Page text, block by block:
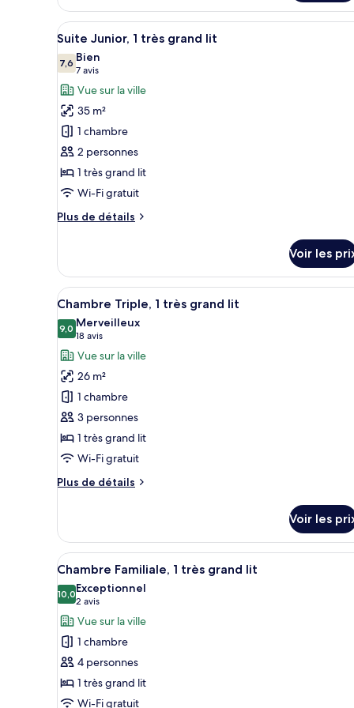
le
type
de
chambre
Chambre,
très
grand
lit
Afficher
toutes
les
photos
pour
ce
type
de
chambre :
Suite
Junior,
grand
lit
Une chambre d’hôtel
6
Suite Junior, 1 très grand lit
7,67,6 sur 10
Bien
7 avis
(7 avis)
Vue sur la ville
35 m²
1 chambre
2 personnes
1 très grand lit
Wi-Fi gratuit
Plus de détails
Plus
le
type
de
chambre
Suite
Junior,
très
grand
lit
Voir les
Afficher
toutes
les
photos
pour
ce
type
de
chambre :
Chambre
Triple,
grand
lit
Une chambre d’hôtel avec
6
Chambre Triple, 1 très grand lit
9,09,0 sur 10
Merveilleux
18 avis
(18 avis)
Vue sur la ville
26 m²
1 chambre
3 personnes
1 très grand lit
Wi-Fi gratuit
Plus de détails
Plus
le
type
de
chambre
Chambre
Triple,
très
grand
lit
Voir les
Afficher
toutes
les
photos
pour
ce
type
de
Une chambre d’hôtel avec
7
Chambre Familiale, 1 très grand lit
10,010,0 sur 10
Exceptionnel
2 avis
(2 avis)
Vue sur la ville
1 chambre
4 personnes
1 très grand lit
Wi-Fi gratuit